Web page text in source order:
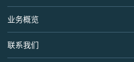
Nature Research
BiomedCentral
英语站点
业务概览
联系我们